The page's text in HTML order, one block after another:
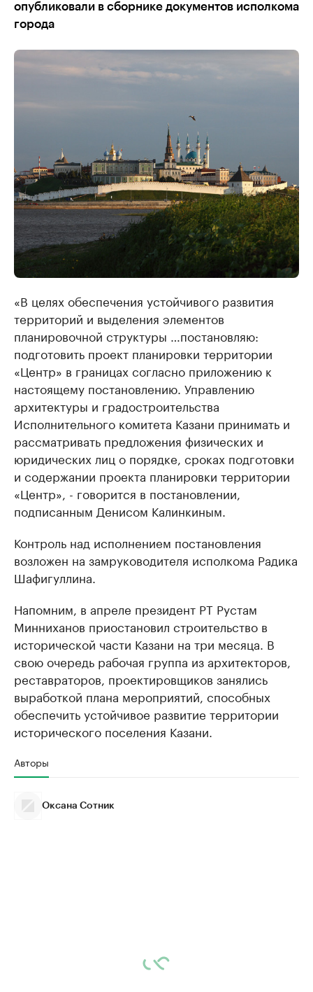
опубликовали в сборнике документов исполкома
города
«В целях обеспечения устойчивого развития
территорий и выделения элементов
планировочной структуры …постановляю:
подготовить проект планировки территории
«Центр» в границах согласно приложению к
настоящему постановлению. Управлению
архитектуры и градостроительства
Исполнительного комитета Казани принимать и
рассматривать предложения физических и
юридических лиц о порядке, сроках подготовки
и содержании проекта планировки территории
«Центр», - говорится в постановлении,
подписанным Денисом Калинкиным.
Контроль над исполнением постановления
возложен на замруководителя исполкома Радика
Шафигуллина.
Напомним, в апреле президент РТ Рустам
Минниханов приостановил строительство в
исторической части Казани на три месяца. В
свою очередь рабочая группа из архитекторов,
реставраторов, проектировщиков занялись
выработкой плана мероприятий, способных
обеспечить устойчивое развитие территории
исторического поселения Казани.
Авторы
Оксана Сотник